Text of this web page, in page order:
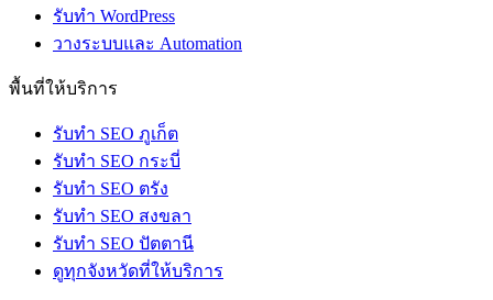
รับทำ WordPress
วางระบบและ Automation
พื้นที่ให้บริการ
รับทำ SEO ภูเก็ต
รับทำ SEO กระบี่
รับทำ SEO ตรัง
รับทำ SEO สงขลา
รับทำ SEO ปัตตานี
ดูทุกจังหวัดที่ให้บริการ